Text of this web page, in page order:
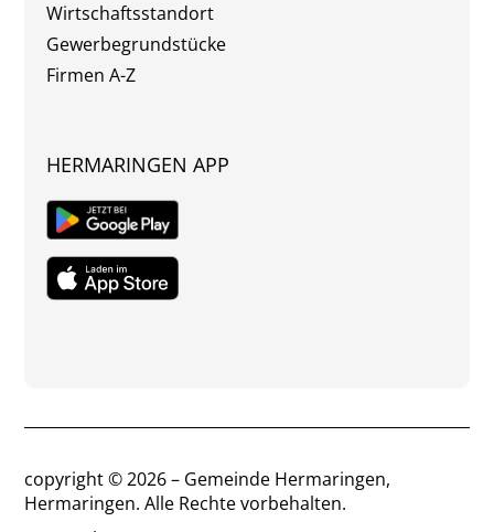
Wirtschaftsstandort
Gewerbegrundstücke
Firmen A-Z
HERMARINGEN APP
copyright © 2026 – Gemeinde Hermaringen,
Hermaringen. Alle Rechte vorbehalten.